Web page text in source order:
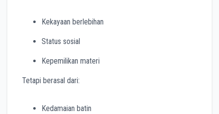
Kekayaan berlebihan
Status sosial
Kepemilikan materi
Tetapi berasal dari:
Kedamaian batin